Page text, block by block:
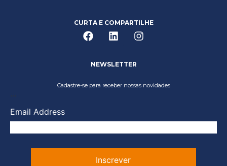
CURTA E COMPARTILHE
NEWSLETTER
Cadastre-se para receber nossas novidades
...
Email Address